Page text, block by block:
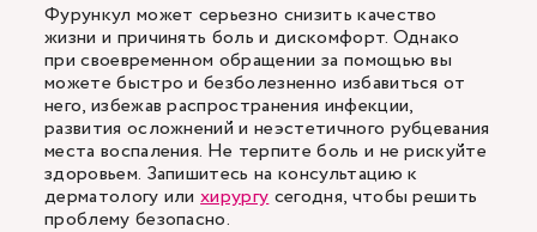
Фурункул может серьезно снизить качество
жизни и причинять боль и дискомфорт. Однако
при своевременном обращении за помощью вы
можете быстро и безболезненно избавиться от
него, избежав распространения инфекции,
развития осложнений и неэстетичного рубцевания
места воспаления. Не терпите боль и не рискуйте
здоровьем. Запишитесь на консультацию к
дерматологу илихирургусегодня, чтобы решить
проблему безопасно.